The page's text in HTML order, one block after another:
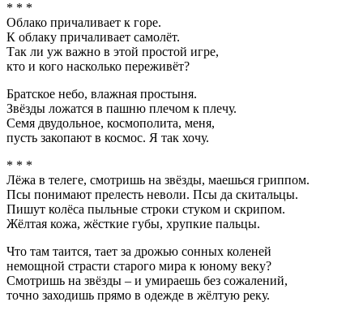
* * *
Облако причаливает к горе.
К облаку причаливает самолёт.
Так ли уж важно в этой простой игре,
кто и кого насколько переживёт?
Братское небо, влажная простыня.
Звёзды ложатся в пашню плечом к плечу.
Семя двудольное, космополита, меня,
пусть закопают в космос. Я так хочу.
* * *
Лёжа в телеге, смотришь на звёзды, маешься гриппом.
Псы понимают прелесть неволи. Псы да скитальцы.
Пишут колёса пыльные строки стуком и скрипом.
Жёлтая кожа, жёсткие губы, хрупкие пальцы.
Что там таится, тает за дрожью сонных коленей
немощной страсти старого мира к юному веку?
Смотришь на звёзды – и умираешь без сожалений,
точно заходишь прямо в одежде в жёлтую реку.